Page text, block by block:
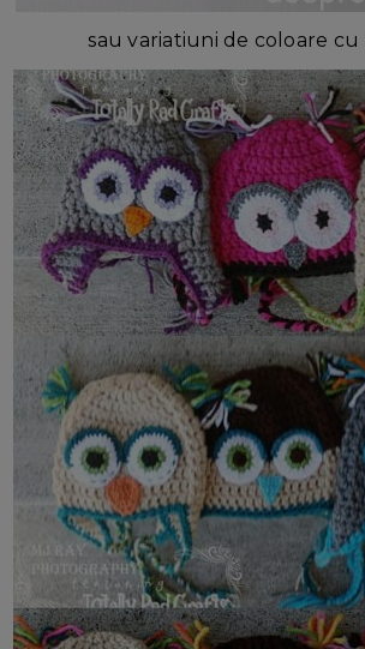
sau variatiuni de coloare